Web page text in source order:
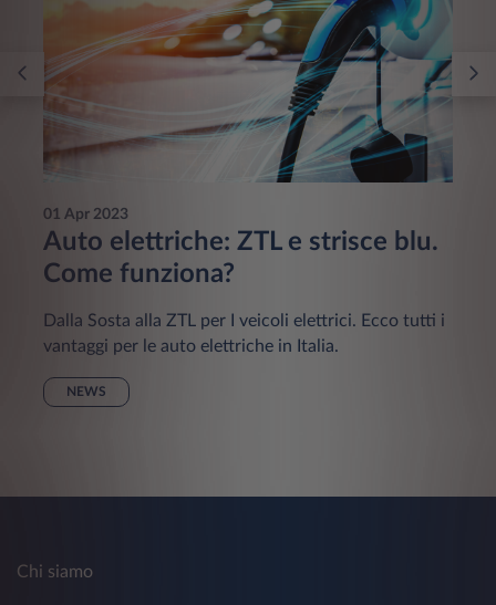
01 Apr 2023
Auto elettriche: ZTL e strisce blu.
Come funziona?
Dalla Sosta alla ZTL per I veicoli elettrici. Ecco tutti i
vantaggi per le auto elettriche in Italia.
NEWS
Chi siamo